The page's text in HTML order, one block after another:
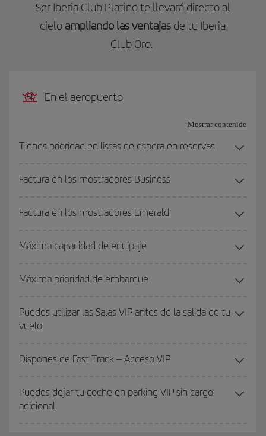
Ser Iberia Club Platino te llevará directo al
cielo ampliando las ventajas de tu Iberia
Club Oro.
En el aeropuerto
Mostrar contenido
Tienes prioridad en listas de espera en reservas
Factura en los mostradores Business
Factura en los mostradores Emerald
Máxima capacidad de equipaje
Máxima prioridad de embarque
Puedes utilizar las Salas VIP antes de la salida de tu
vuelo
Dispones de Fast Track – Acceso VIP
Puedes dejar tu coche en parking VIP sin cargo
adicional